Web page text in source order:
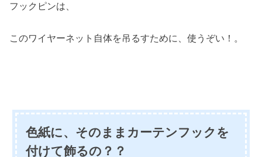
フックピンは、
このワイヤーネット自体を吊るすために、使うぞい！。
色紙に、そのままカーテンフックを
付けて飾るの？？